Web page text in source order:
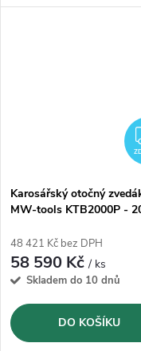
vhodná pro plochyaž
Karosářský otočný
MW-tools KTB2000P -
48 421 Kč bez DPH
58 590 Kč/ ks
Skladem do 10 dnů
DO KOŠÍKU